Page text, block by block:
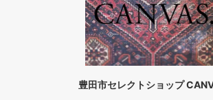
豊田市セレクトショップ